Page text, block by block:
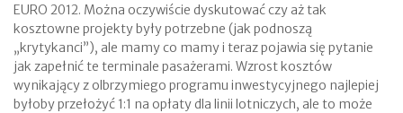
EURO 2012. Można oczywiście dyskutować czy aż tak
kosztowne projekty były potrzebne (jak podnoszą
„krytykanci”), ale mamy co mamy i teraz pojawia się pytanie
jak zapełnić te terminale pasażerami. Wzrost kosztów
wynikający z olbrzymiego programu inwestycyjnego najlepiej
byłoby przełożyć 1:1 na opłaty dla linii lotniczych, ale to może